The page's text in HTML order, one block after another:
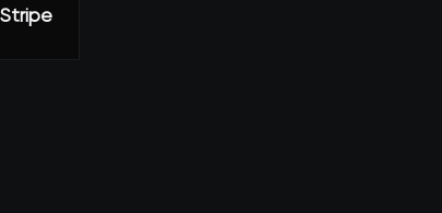
Stripe تخفض تقييمها الداخلي بنسبة 28% مع تراجع الأسواق العامة